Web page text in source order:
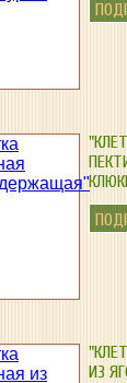
ИЗ